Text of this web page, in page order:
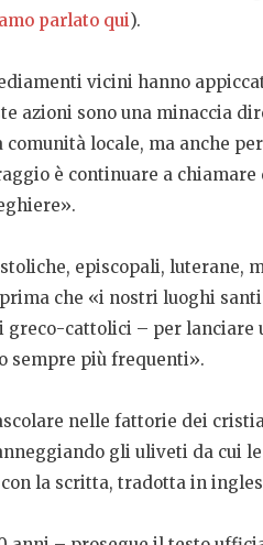
parlato qui).
vicini hanno
azioni sono una minaccia
locale, ma anche
è continuare a chiamare
episcopali, luterane,
che «i nostri luoghi
cattolici – per
sempre più frequenti».
nelle fattorie dei
gli uliveti da cui
la scritta, tradotta in